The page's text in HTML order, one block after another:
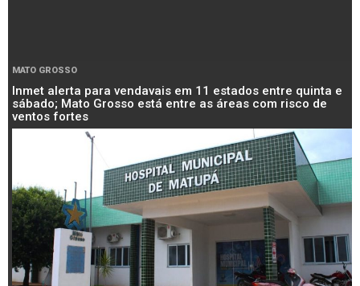
MATO GROSSO
Inmet alerta para vendavais em 11 estados entre quinta e
sábado; Mato Grosso está entre as áreas com risco de
ventos fortes